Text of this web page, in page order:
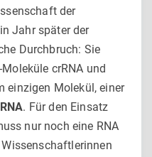
der
Jahr später der
Durchbruch: Sie
crRNA und
einzigen Molekül, einer
. Für den Einsatz
nur noch eine RNA